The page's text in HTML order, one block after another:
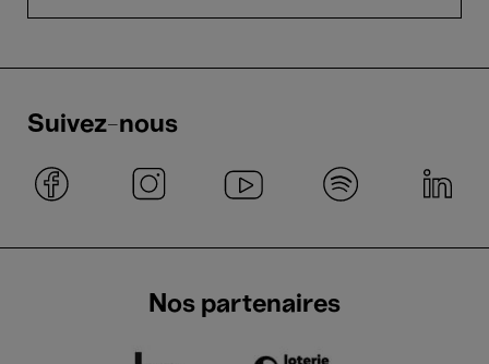
Suivez-nous
Nos partenaires